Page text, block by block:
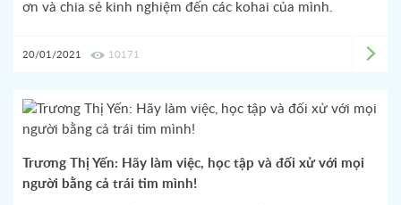
ơn và chia sẻ kinh nghiệm đến các kohai của mình.
20/01/2021 10171
Trương Thị Yến: Hãy làm việc, học tập và đối xử với mọi
người bằng cả trái tim mình!